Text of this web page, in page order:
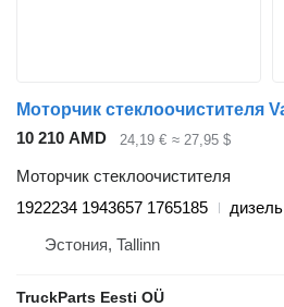
10 210 AMD 24,19 € ≈ 27,95 $
Моторчик стеклоочистителя
1922234 1943657 1765185
дизель
Эстония, Tallinn
TruckParts Eesti OÜ